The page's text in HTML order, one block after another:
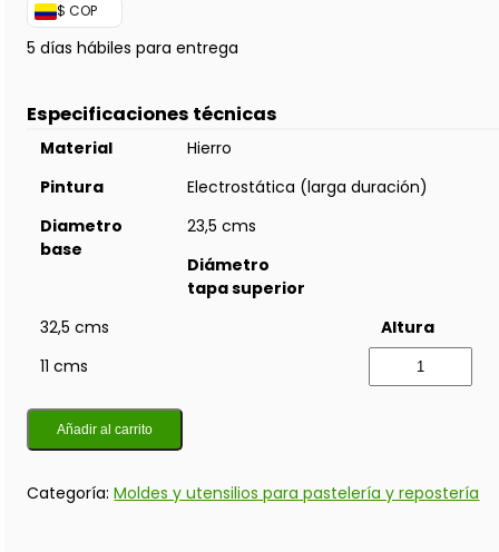
$ COP
5 días hábiles para entrega
Especificaciones técnicas
Material
Hierro
Pintura
Electrostática (larga duración)
Diametro
base
23,5 cms
Diámetro
tapa superior
32,5 cms
Altura
11 cms
Añadir al carrito
Categoría:Moldes y utensilios para pastelería y repostería